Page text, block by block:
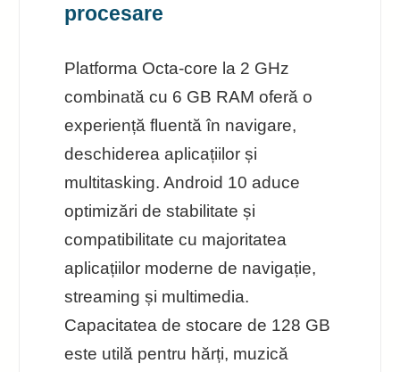
procesare
Platforma Octa-core la 2 GHz
combinată cu 6 GB RAM oferă o
experiență fluentă în navigare,
deschiderea aplicațiilor și
multitasking. Android 10 aduce
optimizări de stabilitate și
compatibilitate cu majoritatea
aplicațiilor moderne de navigație,
streaming și multimedia.
Capacitatea de stocare de 128 GB
este utilă pentru hărți, muzică